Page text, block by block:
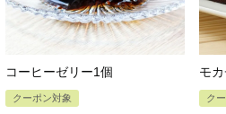
コーヒーゼリー1個
クーポン対象
モ
ク